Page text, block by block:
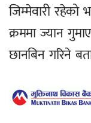
जिम्मेवारी रहेको
क्रममा ज्यान
छानबिन गरिने